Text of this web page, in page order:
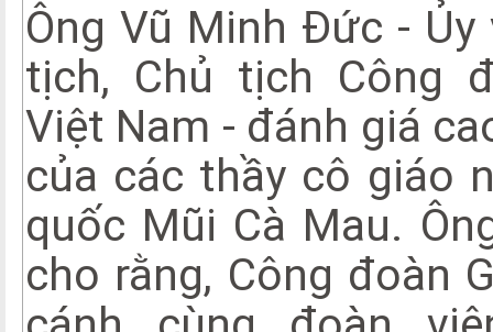
Ông Vũ Minh Đức -
tịch, Chủ tịch Công
Việt Nam - đánh giá
của các thầy cô giáo
quốc Mũi Cà Mau.
cho rằng, Công đoàn